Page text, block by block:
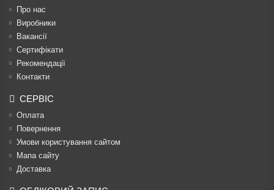
Про нас
Виробники
Вакансії
Сертифікати
Рекомендації
Контакти
СЕРВІС
Оплата
Повернення
Умови користування сайтом
Мапа сайту
Доставка